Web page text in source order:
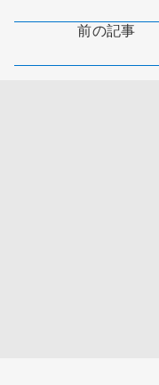
前の記事